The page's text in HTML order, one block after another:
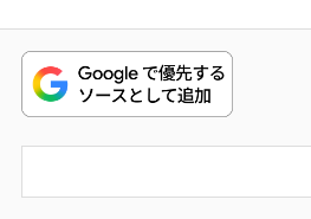
ビ
ゲ
ー
稿: